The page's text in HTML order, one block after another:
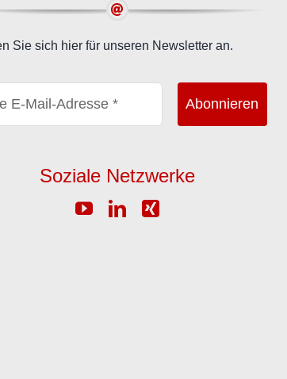
Sie sich hier für unseren Newsletter an.
Abonnieren
Soziale Netzwerke